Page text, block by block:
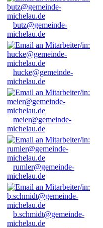
butz@gemeinde-
michelau.de
hucke@gemeinde-
michelau.de
meier@gemeinde-
michelau.de
rumler@gemeinde-
michelau.de
b.schmidt@gemeinde-
michelau.de